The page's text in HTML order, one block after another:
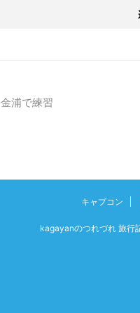
金浦で練習
キャブコン
kagayanのつれづれ 旅行